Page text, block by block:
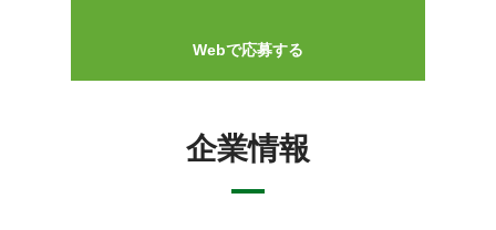
Webで応募する
企業情報